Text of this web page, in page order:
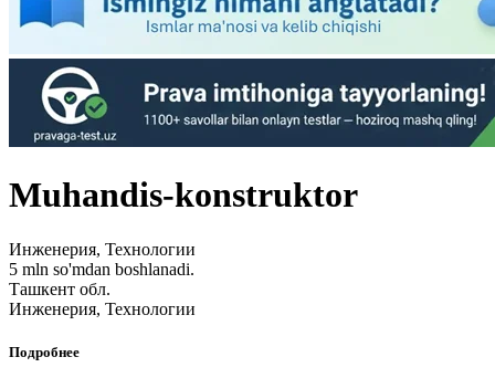
Muhandis-konstruktor
Инженерия, Технологии
5 mln so'mdan boshlanadi.
Ташкент обл.
Инженерия, Технологии
Подробнее